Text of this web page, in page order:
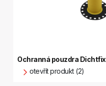
Ochranná pouzdra Dichtfix
otevřít produkt (2)